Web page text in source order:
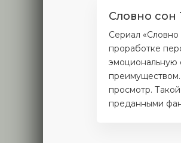
Словно сон
Сериал «Словно
проработке
эмоциональную
преимуществом.
просмотр.
преданными